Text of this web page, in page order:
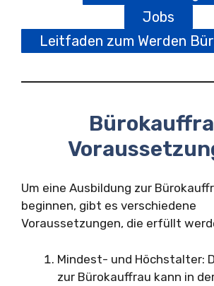
Jobs
Leitfaden zum Werden
Um eine Ausbildung zur
beginnen, gibt es verschiedene
Voraussetzungen, die erfüllt
Mindest- und Höchstalter:
zur Bürokauffrau kann in